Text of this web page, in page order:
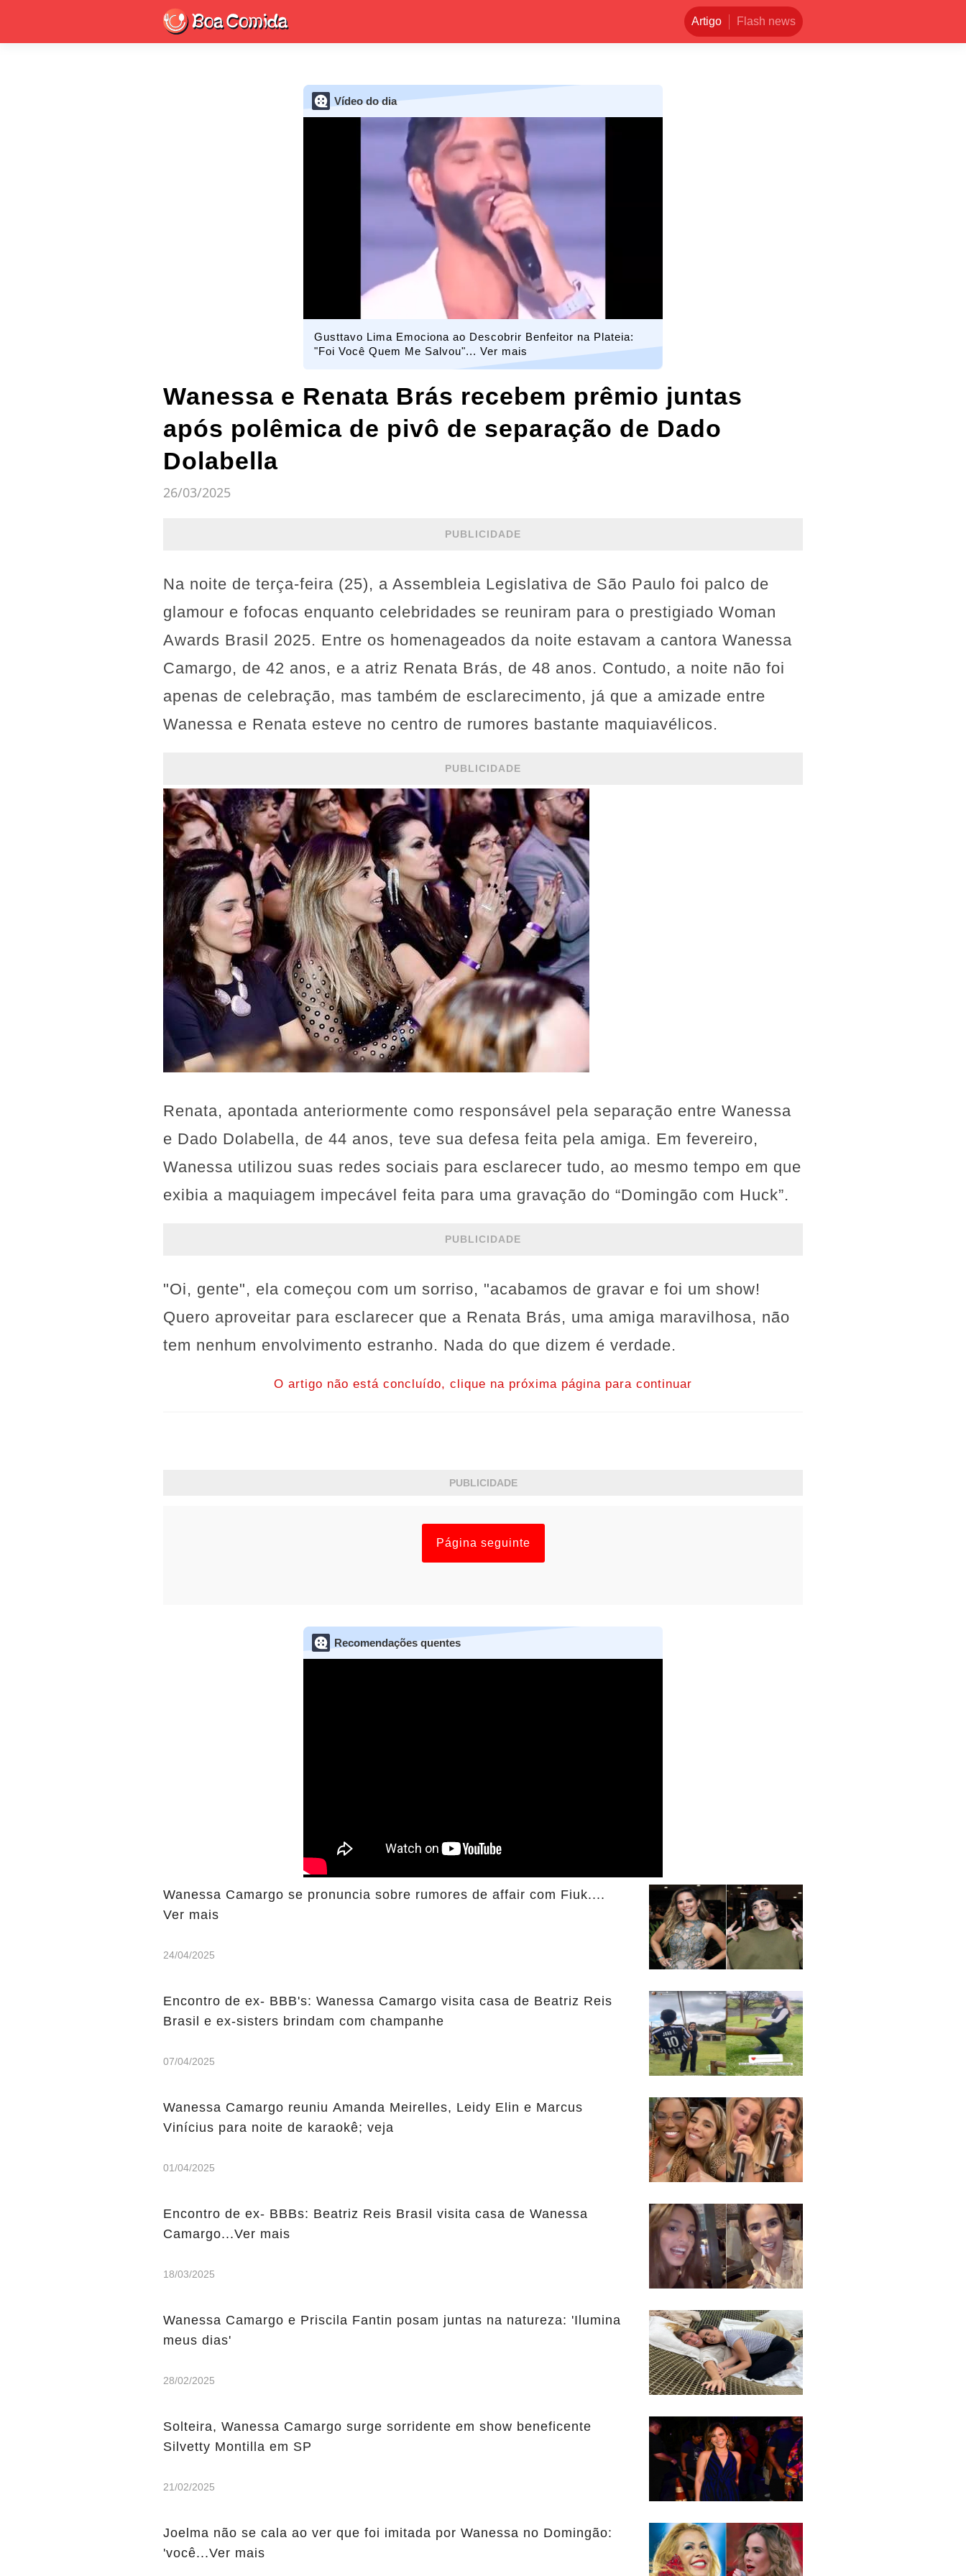
Artigo Flash news
Vídeo do dia
Gusttavo Lima Emociona ao Descobrir Benfeitor na Plateia:
"Foi Você Quem Me Salvou"... Ver mais
Wanessa e Renata Brás recebem prêmio juntas
após polêmica de pivô de separação de Dado
Dolabella
26/03/2025
PUBLICIDADE
Na noite de terça-feira (25), a Assembleia Legislativa de São Paulo foi palco de
glamour e fofocas enquanto celebridades se reuniram para o prestigiado Woman
Awards Brasil 2025. Entre os homenageados da noite estavam a cantora Wanessa
Camargo, de 42 anos, e a atriz Renata Brás, de 48 anos. Contudo, a noite não foi
apenas de celebração, mas também de esclarecimento, já que a amizade entre
Wanessa e Renata esteve no centro de rumores bastante maquiavélicos.
PUBLICIDADE
Renata, apontada anteriormente como responsável pela separação entre Wanessa
e Dado Dolabella, de 44 anos, teve sua defesa feita pela amiga. Em fevereiro,
Wanessa utilizou suas redes sociais para esclarecer tudo, ao mesmo tempo em que
exibia a maquiagem impecável feita para uma gravação do “Domingão com Huck”.
PUBLICIDADE
"Oi, gente", ela começou com um sorriso, "acabamos de gravar e foi um show!
Quero aproveitar para esclarecer que a Renata Brás, uma amiga maravilhosa, não
tem nenhum envolvimento estranho. Nada do que dizem é verdade.
O artigo não está concluído, clique na próxima página para continuar
PUBLICIDADE
Página seguinte
Recomendações quentes
Wanessa Camargo se pronuncia sobre rumores de affair com Fiuk....
Ver mais
24/04/2025
Encontro de ex- BBB's: Wanessa Camargo visita casa de Beatriz Reis
Brasil e ex-sisters brindam com champanhe
07/04/2025
Wanessa Camargo reuniu Amanda Meirelles, Leidy Elin e Marcus
Vinícius para noite de karaokê; veja
01/04/2025
Encontro de ex- BBBs: Beatriz Reis Brasil visita casa de Wanessa
Camargo...Ver mais
18/03/2025
Wanessa Camargo e Priscila Fantin posam juntas na natureza: 'Ilumina
meus dias'
28/02/2025
Solteira, Wanessa Camargo surge sorridente em show beneficente
Silvetty Montilla em SP
21/02/2025
Joelma não se cala ao ver que foi imitada por Wanessa no Domingão:
'você...Ver mais